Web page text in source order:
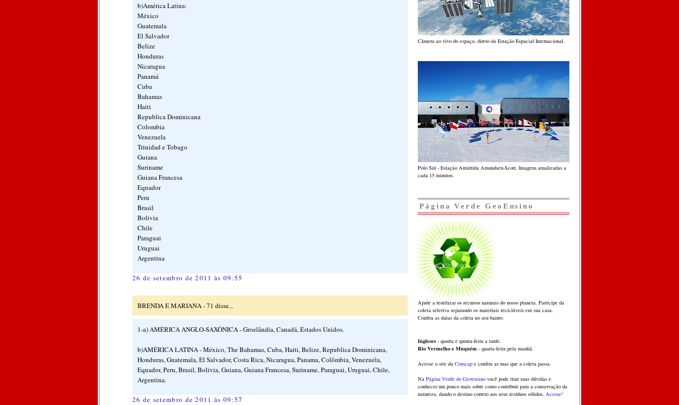
b)América Latina:
México
Guatemala
El Salvador
Belize
Honduras
Nicaragua
Panamá
Cuba
Bahamas
Haiti
Republica Dominicana
Colombia
Venezuela
Trinidad e Tobago
Guiana
Suriname
Guiana Francesa
Equador
Peru
Brasil
Bolivia
Chile
Paraguai
Uruguai
Argentina
26 de setembro de 2011 às 09:55
BRENDA E MARIANA - 71 disse...
1-a) AMÉRICA ANGLO-SAXÔNICA - Groelândia, Canadá, Estados Unidos.
b)AMÉRICA LATINA - México, The Bahamas, Cuba, Haiti, Belize, Republica Dominicana,
Honduras, Guatemala, El Salvador, Costa Rica, Nicaragua, Panama, Colômbia, Venezuela,
Equador, Peru, Brasil, Bolivia, Guiana, Guiana Francesa, Suriname, Paraguai, Uruguai, Chile,
Argentina.
26 de setembro de 2011 às 09:57
Câmera ao vivo do espaço, direto da Estação Espacial Internacional.
Polo Sul - Estação Antártida Amundsen-Scott. Imagens atualizadas a
cada 15 minutos.
Página Verde GeoEnsino
Ajude a reutilizar os recursos naturais do nosso planeta. Participe da
coleta seletiva separando os materiais recicláveis em sua casa.
Confira as datas da coleta no seu bairro:
Ingleses - quarta e quinta-feira a tarde.
Rio Vermelho e Muquém - quarta-feira pela manhã.
Acesse o site da Comcap e confira as ruas que a coleta passa.
Na Página Verde do Geoensino você pode tirar suas dúvidas e
conhecer um pouco mais sobre como contribuir para a conservação da
natureza, dando o destino correto aos seus resíduos sólidos. Acesse!